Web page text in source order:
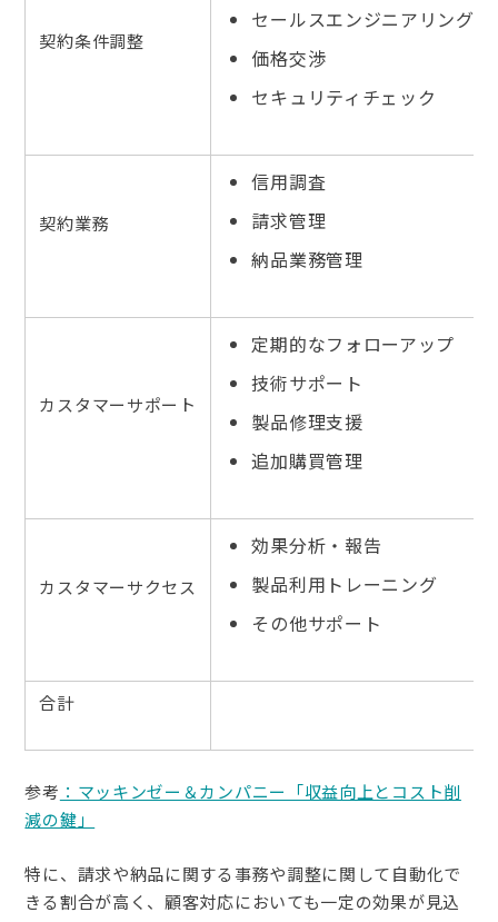
契約条件調整
セールスエンジニアリング
価格交渉
セキュリティチェック
契約業務
信用調査
請求管理
納品業務管理
カスタマーサポート
定期的なフォローアップ
技術サポート
製品修理支援
追加購買管理
カスタマーサクセス
効果分析・報告
製品利用トレーニング
その他サポート
合計
参考 ：マッキンゼー＆カンパニー「収益向上とコスト削
減の鍵」
特に、請求や納品に関する事務や調整に関して自動化で
きる割合が高く、顧客対応においても一定の効果が見込